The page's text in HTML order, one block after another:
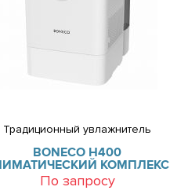
Традиционный увлажнитель
BONECO H400
КОМПЛЕКС
По запросу